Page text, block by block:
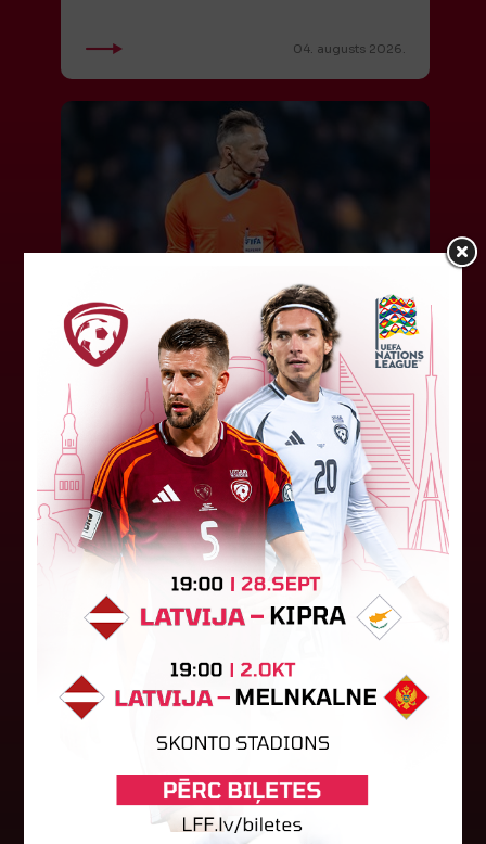
04. augusts 2026.
Latvijas tiesnešiem uztic darbu
UEFA Eiropas līgā
Latvijas tiesnešu brigāde apkalpos UEFA Eiropas
līgas kvalifikācijas spēli šovakar Dublinā starp
"Shamrock Rovers" un "Egnatia" komandām.
Andris Treimanis pildīs galvenā...
04. augusts 2026.
Baltijas kausa izcīņa sāksies ar
maču pret Lietuvu